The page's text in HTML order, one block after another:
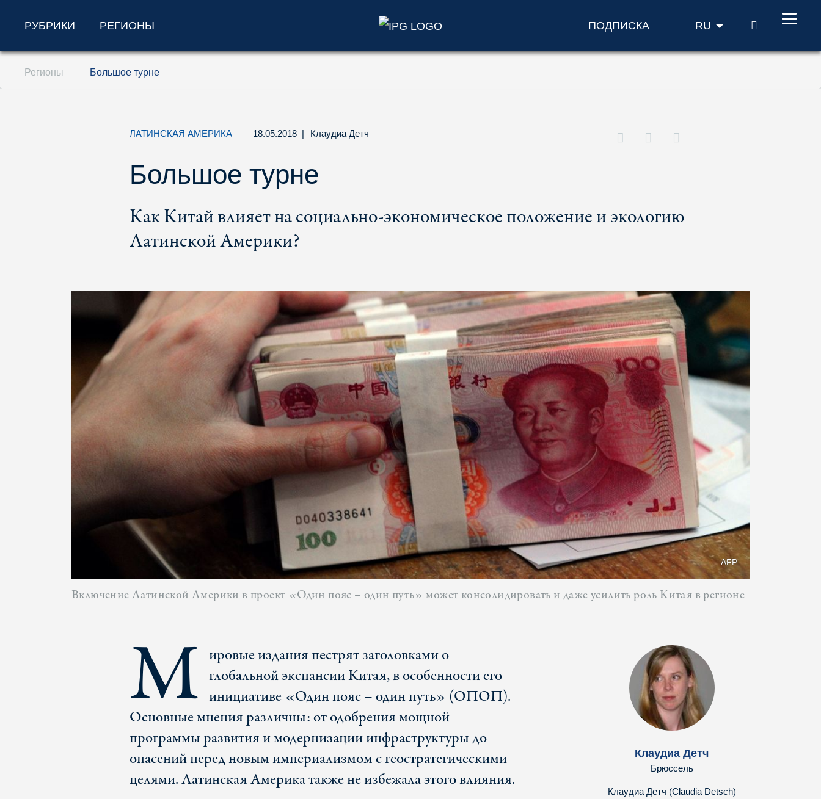
Перейти к содержанию (ключ доступа '1')
Перейти к поиску (ключ доступа '2')
РУБРИКИ РЕГИОНЫ ПОДПИСКА RU ПОИСК
Регионы Большое турне
ЛАТИНСКАЯ АМЕРИКА 18.05.2018 | Клаудиа Детч
Большое турне
Как Китай влияет на социально-экономическое положение и экологию
Латинской Америки?
AFP
Включение Латинской Америки в проект «Один пояс – один путь» может консолидировать и даже усилить роль Китая в регионе
М ировые издания пестрят заголовками о
глобальной экспансии Китая, в особенности его
инициативе «Один пояс – один путь» (ОПОП).
Основные мнения различны: от одобрения мощной
программы развития и модернизации инфраструктуры до
опасений перед новым империализмом с геостратегическими
целями. Латинская Америка также не избежала этого влияния.
Клаудиа Детч
Брюссель
Клаудиа Детч (Claudia Detsch)